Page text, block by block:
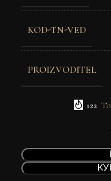
KOD-TN-VED
PROIZVODITEL
122